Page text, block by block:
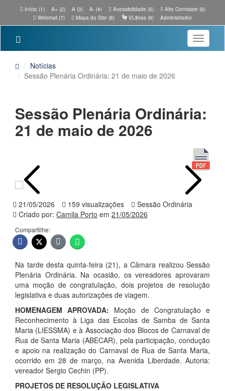
Início (1) A+ (2) A (3) A- (4) Acessibilidade (5)
Alto Contraste (6)
Webmail (7)
Mapa do Site (8) VLibras (9) Administrador
Toggle
Notícias
Sessão Plenária Ordinária: 21 de maio de 2026
Sessão Plenária Ordinária:
21 de maio de 2026
21/05/2026 159 visualizações
Sessão Ordinária
Criado por: Camila Porto em 21/05/2026
Compartilhe:
Na tarde desta quinta-feira (21), a Câmara realizou Sessão
Plenária Ordinária. Na ocasião, os vereadores aprovaram
uma moção de congratulação, dois projetos de resolução
legislativa e duas autorizações de viagem.
HOMENAGEM APROVADA: Moção de Congratulação e
Reconhecimento à Liga das Escolas de Samba de Santa
Maria (LIESSMA) e à Associação dos Blocos de Carnaval de
Rua de Santa Maria (ABECAR), pela participação, condução
e apoio na realização do Carnaval de Rua de Santa Maria,
ocorrido em 28 de março, na Avenida Liberdade. Autoria:
vereador Sergio Cechin (PP).
PROJETOS DE RESOLUÇÃO LEGISLATIVA